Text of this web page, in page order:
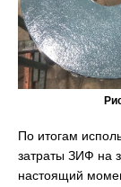
По итогам
затраты ЗИФ на
настоящий